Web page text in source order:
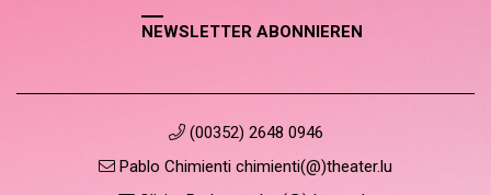
NEWSLETTER ABONNIEREN
(00352) 2648 0946
Pablo Chimienti chimienti(@)theater.lu